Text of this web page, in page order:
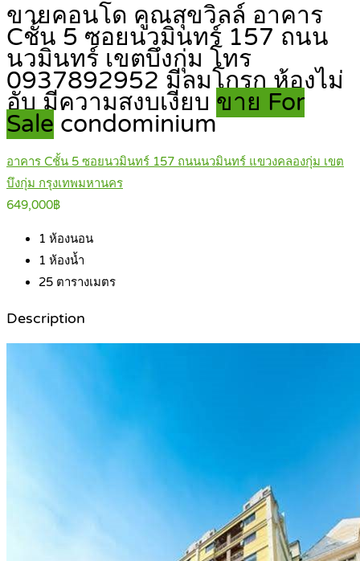
ขายคอนโด คูณสุขวิลล์ อาคาร
Cชั้น 5 ซอยนวมินทร์ 157 ถนน
นวมินทร์ เขตบึงกุ่ม โทร
0937892952 มีลมโกรก ห้องไม่
อับ มีความสงบเงียบ ขาย For
Sale condominium
อาคาร Cชั้น 5 ซอยนวมินทร์ 157 ถนนนวมินทร์ แขวงคลองกุ่ม เขต
บึงกุ่ม กรุงเทพมหานคร
649,000฿
1 ห้องนอน
1 ห้องน้ำ
25 ตารางเมตร
Description